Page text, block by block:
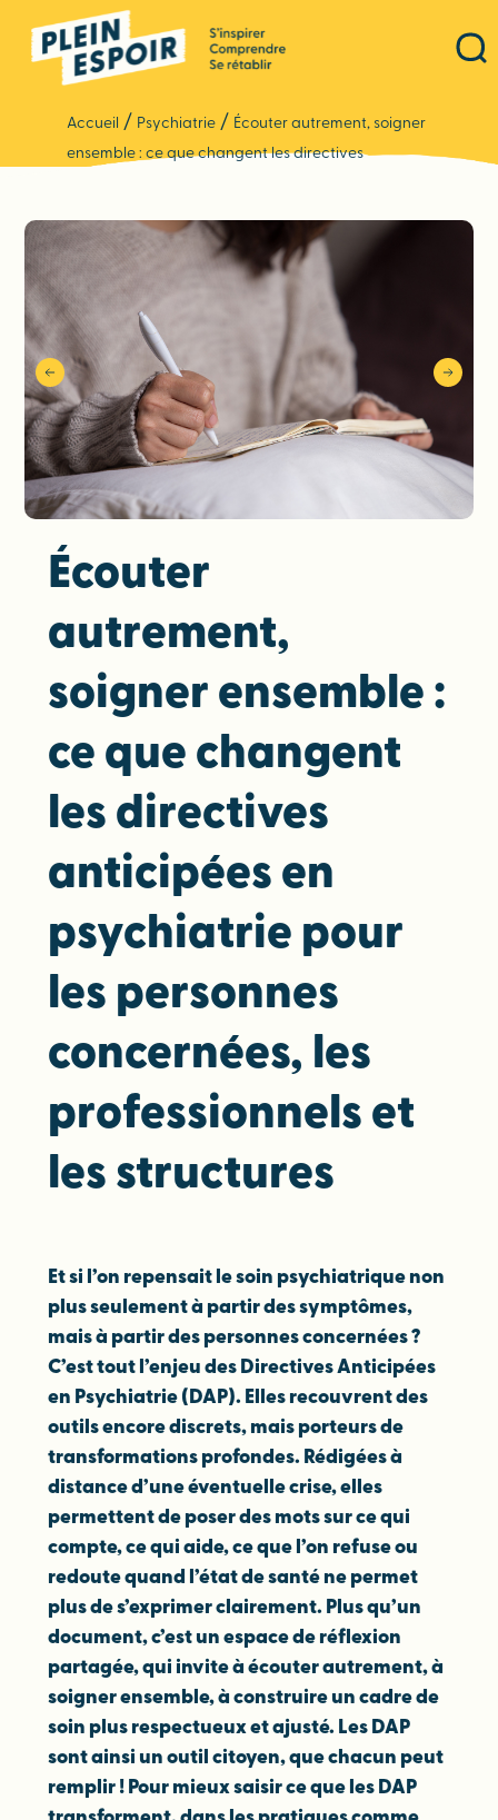
Accueil / Psychiatrie/ Écouter autrement, soigner
ensemble : ce que changent les directives
Écouter
autrement,
soigner ensemble :
ce que changent
les directives
anticipées en
psychiatrie pour
les personnes
concernées, les
professionnels et
les structures
Et si l’on repensait le soin psychiatrique non
plus seulement à partir des symptômes,
mais à partir des personnes concernées ?
C’est tout l’enjeu des Directives Anticipées
en Psychiatrie (DAP). Elles recouvrent des
outils encore discrets, mais porteurs de
transformations profondes. Rédigées à
distance d’une éventuelle crise, elles
permettent de poser des mots sur ce qui
compte, ce qui aide, ce que l’on refuse ou
redoute quand l’état de santé ne permet
plus de s’exprimer clairement. Plus qu’un
document, c’est un espace de réflexion
partagée, qui invite à écouter autrement, à
soigner ensemble, à construire un cadre de
soin plus respectueux et ajusté. Les DAP
sont ainsi un outil citoyen, que chacun peut
remplir ! Pour mieux saisir ce que les DAP
Panneau de gestion des cookies